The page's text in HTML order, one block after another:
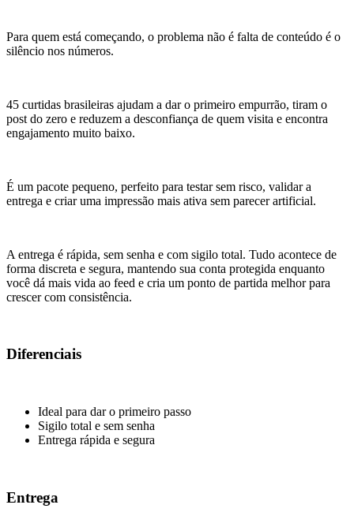
Para quem está começando, o problema não é falta de conteúdo é o
silêncio nos números.
45 curtidas brasileiras ajudam a dar o primeiro empurrão, tiram o
post do zero e reduzem a desconfiança de quem visita e encontra
engajamento muito baixo.
É um pacote pequeno, perfeito para testar sem risco, validar a
entrega e criar uma impressão mais ativa sem parecer artificial.
A entrega é rápida, sem senha e com sigilo total. Tudo acontece de
forma discreta e segura, mantendo sua conta protegida enquanto
você dá mais vida ao feed e cria um ponto de partida melhor para
crescer com consistência.
Diferenciais
Ideal para dar o primeiro passo
Sigilo total e sem senha
Entrega rápida e segura
Entrega